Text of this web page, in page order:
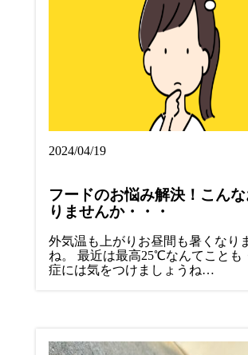
2024/04/19
フードのお悩み解決！こん
りませんか・・・
外気温も上がりお昼間も暑くなり
ね。 最近は最高25℃なんてことも
症には気をつけましょうね…